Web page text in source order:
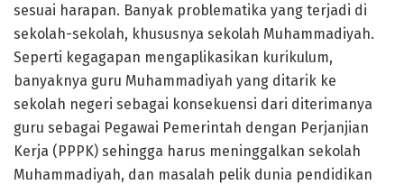
sesuai harapan. Banyak problematika yang terjadi di
sekolah-sekolah, khususnya sekolah Muhammadiyah.
Seperti kegagapan mengaplikasikan kurikulum,
banyaknya guru Muhammadiyah yang ditarik ke
sekolah negeri sebagai konsekuensi dari diterimanya
guru sebagai Pegawai Pemerintah dengan Perjanjian
Kerja (PPPK) sehingga harus meninggalkan sekolah
Muhammadiyah, dan masalah pelik dunia pendidikan